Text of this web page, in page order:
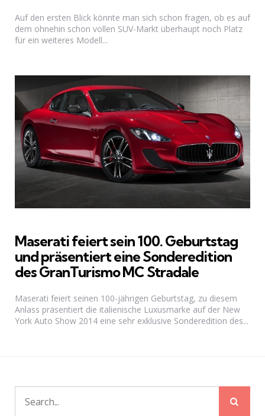
Auf den ersten Blick könnte man sich schon fragen, ob es auf
dem ohnehin schon vollen SUV-Markt überhaupt noch Platz
für ein weiteres Modell...
Maserati feiert sein 100. Geburtstag
und präsentiert eine Sonderedition
des GranTurismo MC Stradale
Maserati feiert seinen 100-jährigen Geburtstag, zu diesem
Anlass präsentiert die italienische Luxusmarke auf der New
York Auto Show 2014 eine sehr exklusive Sonderedition des...
Search